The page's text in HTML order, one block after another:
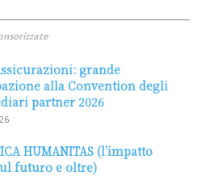
grande
alla Convention degli
partner 2026
HUMANITAS (l’impatto
futuro e oltre)